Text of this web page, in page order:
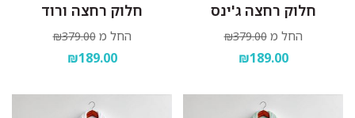
חלוק רחצה ג'ינס
החל מ ₪379.00
₪189.00
חלוק רחצה ורוד
החל מ ₪379.00
₪189.00